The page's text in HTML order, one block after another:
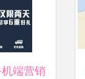
端营销